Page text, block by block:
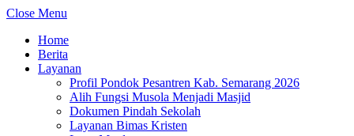
Close Menu
Home
Berita
Layanan
Profil Pondok Pesantren Kab. Semarang 2026
Alih Fungsi Musola Menjadi Masjid
Dokumen Pindah Sekolah
Layanan Bimas Kristen